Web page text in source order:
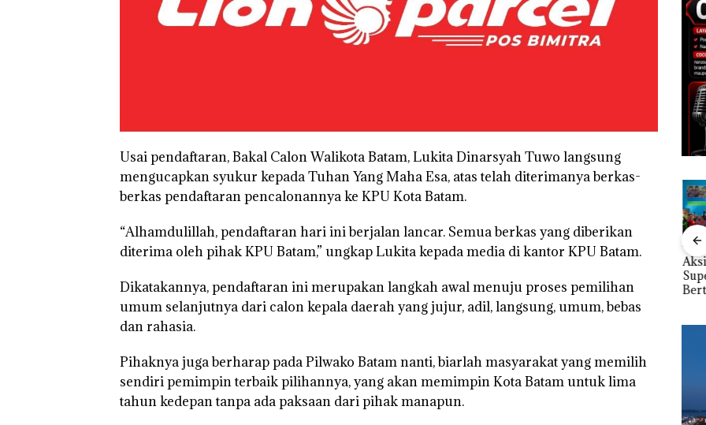
Usai pendaftaran, Bakal Calon Walikota Batam, Lukita Dinarsyah Tuwo langsung
mengucapkan syukur kepada Tuhan Yang Maha Esa, atas telah diterimanya berkas-
berkas pendaftaran pencalonannya ke KPU Kota Batam.
“Alhamdulillah, pendaftaran hari ini berjalan lancar. Semua berkas yang diberikan
diterima oleh pihak KPU Batam,” ungkap Lukita kepada media di kantor KPU Batam.
Dikatakannya, pendaftaran ini merupakan langkah awal menuju proses pemilihan
umum selanjutnya dari calon kepala daerah yang jujur, adil, langsung, umum, bebas
dan rahasia.
Pihaknya juga berharap pada Pilwako Batam nanti, biarlah masyarakat yang memilih
sendiri pemimpin terbaik pilihannya, yang akan memimpin Kota Batam untuk lima
tahun kedepan tanpa ada paksaan dari pihak manapun.
Kejari Natuna
Selaut Nonaktif
sebagai Tersangka
Korupsi APBDes,
Rayakan Semangat
“Flavours of
Nusantara” di Grand
Mercure Batam
Kebakaran Lahan 600
Kampung Bugis,
Diduga Dipicu
Pembakaran Sampah